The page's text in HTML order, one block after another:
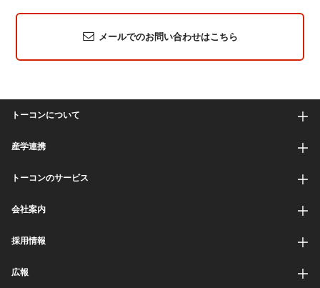
メールでのお問い合わせはこちら
トーコンについて
産学連携
トーコンのサービス
会社案内
採用情報
広報